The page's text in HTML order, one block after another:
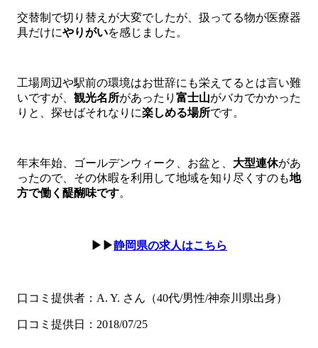
交替制で切り替えが大変でしたが、扱ってる物が医療器
具だけにやりがいを感じました。
工場周辺や駅前の環境はお世辞にも栄えてるとは言い難
いですが、 観光名所があったり 富士山がバカでかかった
りと、探せばそれなりに楽しめる場所です。
年末年始、ゴールデンウィーク、お盆と、 大型連休があ
ったので、その休暇を利用して地域を知り尽くすのも地
方で働く醍醐味です。
▶▶静岡県の求人はこちら
口コミ提供者：A. Y. さん（40代/男性/神奈川県出身）
口コミ提供日：2018/07/25